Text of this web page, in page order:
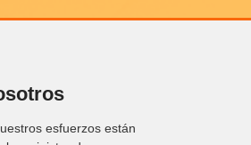
esfuerzos están